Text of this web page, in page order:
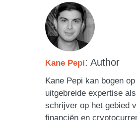
Kane Pepi: Author
Kane Pepi kan bogen op
uitgebreide expertise
schrijver op het gebied
financiën en